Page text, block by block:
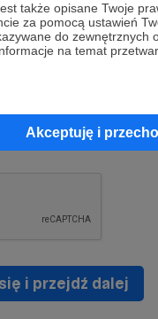
także opisane Twoje
za pomocą ustawień
do zewnętrznych
na temat
Akceptuję i
moich danych
rejestracyjnym w celu
Patronite.
Opcja ta może zostać
i przejdź dalej